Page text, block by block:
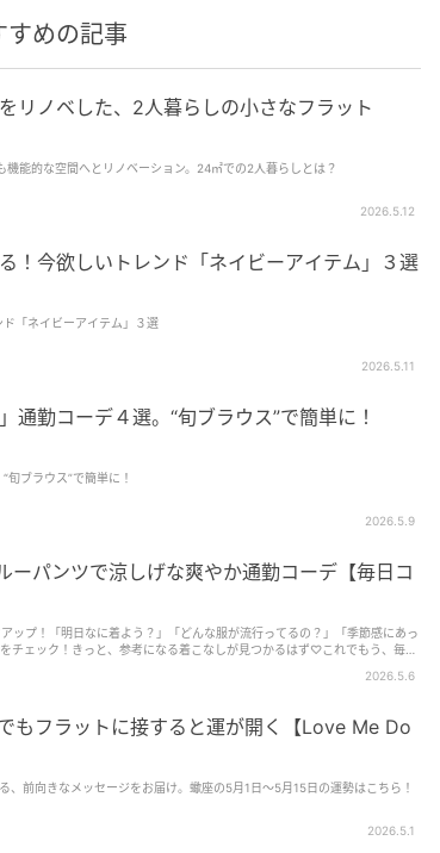
すめの記事
リノベした、2人暮らしの小さなフラット
能的な空間へとリノベーション。24㎡での2人暮らしとは？
2026.5.12
！今欲しいトレンド「ネイビーアイテム」３選
ド「ネイビーアイテム」３選
2026.5.11
勤コーデ４選。“旬ブラウス”で簡単に！
ブラウス”で簡単に！
2026.5.9
パンツで涼しげな爽やか通勤コーデ【毎日コ
ップ！「明日なに着よう？」「どんな服が流行ってるの？」「季節感にあっ
チェック！きっと、参考になる着こなしが見つかるはず♡これでもう、毎朝
2026.5.6
もフラットに接すると運が開く【Love Me Do
前向きなメッセージをお届け。蠍座の5月1日～5月15日の運勢はこちら！
2026.5.1